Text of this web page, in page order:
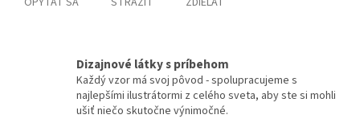
Dizajnové látky s príbehom
Každý vzor má svoj pôvod - spolupracujeme s
najlepšími ilustrátormi z celého sveta, aby ste si mohli
ušiť niečo skutočne výnimočné.